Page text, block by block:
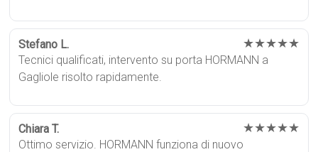
Stefano L. ★★★★★
Tecnici qualificati, intervento su porta HORMANN a
Gagliole risolto rapidamente.
Chiara T. ★★★★★
Ottimo servizio. HORMANN funziona di nuovo